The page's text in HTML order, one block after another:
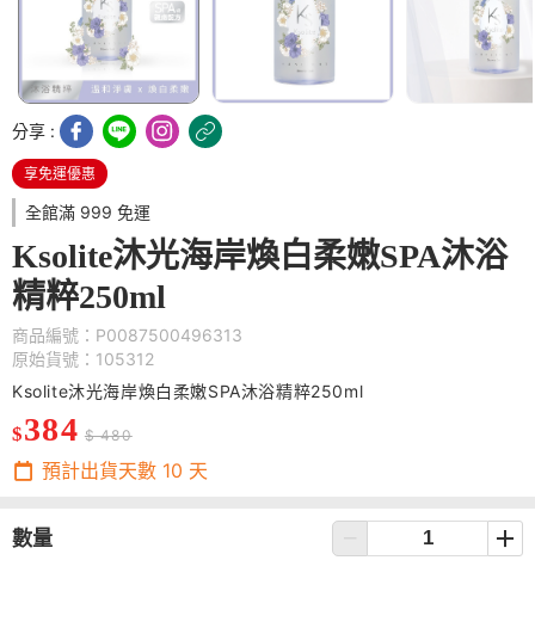
分享 :
享免運優惠
全館滿 999 免運
Ksolite沐光海岸煥白柔嫩SPA沐浴
精粹250ml
商品編號：P0087500496313
原始貨號：105312
Ksolite沐光海岸煥白柔嫩SPA沐浴精粹250ml
$384 $ 480
預計出貨天數 10 天
數量